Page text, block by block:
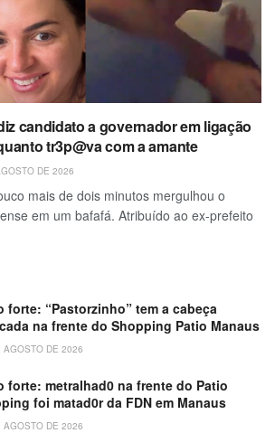
candidato a governador em ligação
tr3p@va com a amante
DE 2026
mais de dois minutos mergulhou o
em um bafafá. Atribuído ao ex-prefeito
forte: “Pastorzinho” tem a cabeça
na frente do Shopping Patio Manaus
AGOSTO DE 2026
forte: metralhad0 na frente do Patio
foi matad0r da FDN em Manaus
AGOSTO DE 2026